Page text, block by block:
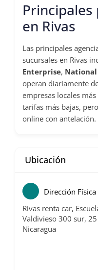
en Rivas
Las principales
sucursales en Rivas
Enterprise, National
operan diariamente
empresas locales
tarifas más bajas,
online con antelación.
Ubicación
Dirección Física
Rivas renta car,
Valdivieso 300 sur,
Nicaragua